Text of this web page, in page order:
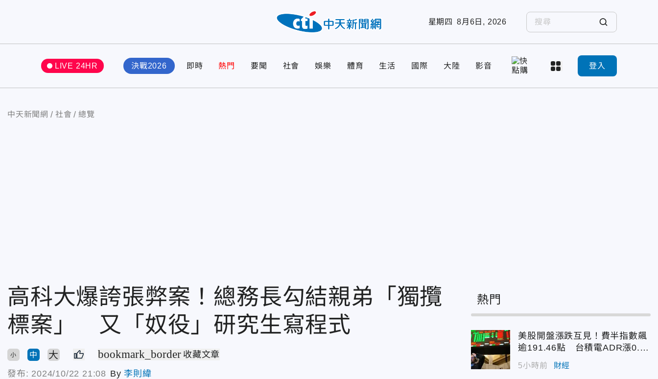
星期四 8月6日, 2026
LIVE 24HR 決戰2026 即時 熱門 要聞 社會 娛樂 體育 生活 國際 大陸 影音 登入
中天新聞網 社會 總覽
高科大爆誇張弊案！總務長勾結親弟「獨攬
標案」 又「奴役」研究生寫程式
小 中 大 bookmark_border 收藏文章
發布: 2024/10/22 21:08 By 李則緯
熱門
美股開盤漲跌互見！費半指數飆
逾191.46點 台積電ADR漲0.9
3%
5小時前 財經